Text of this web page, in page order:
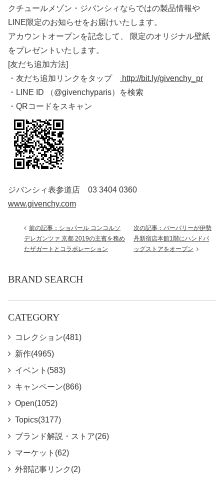
クチュールメゾン・ジバンシィならではの製品情報や
LINE限定のお知らせをお届けいたします。
アカウントオープンを記念して、 限定のオリジナル壁紙
をプレゼントいたします。
[友だち追加方法]
・友だち追加リンクをタップ
http://bit.ly/givenchy_pr
・LINE ID （@givenchyparis）を検索
・QRコードをスキャン
ジバンシィ表参道店 03 3404 0360
www.givenchy.com
前の記事：ショパール コンコルソ
デレガンツァ 京都 2019の主賓を務め
たザガートとコラボレーション
次の記事：バーバリーが伊勢
丹新宿店本館1階にハンドバ
ッグストアをオープン
BRAND SEARCH
CATEGORY
コレクション(481)
新作(4965)
イベント(583)
キャンペーン(866)
Open(1052)
Topics(3177)
ブランド解説・ストア(26)
マーケット(62)
外部記事リンク(2)